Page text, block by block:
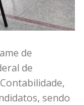
de
de
sendo